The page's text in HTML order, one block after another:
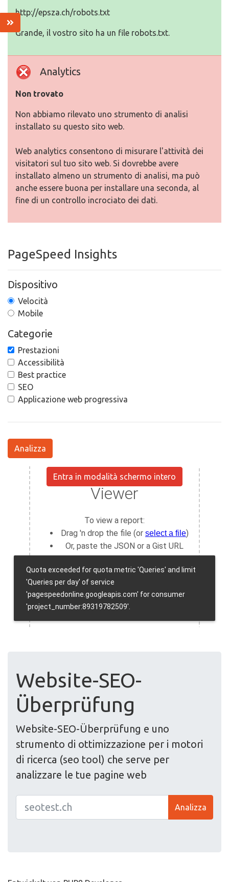
http://epsza.ch/robots.txt
Grande, il vostro sito ha un file robots.txt.
Analytics
Non trovato
Non abbiamo rilevato uno strumento di analisi
installato su questo sito web.
Web analytics consentono di misurare l'attività dei
visitatori sul tuo sito web. Si dovrebbe avere
installato almeno un strumento di analisi, ma può
anche essere buona per installare una seconda, al
fine di un controllo incrociato dei dati.
PageSpeed Insights
Dispositivo
Velocità
Mobile
Categorie
Prestazioni
Accessibilità
Best practice
SEO
Applicazione web progressiva
Analizza
Entra in modalità schermo intero
Website-SEO-
Überprüfung
Website-SEO-Überprüfung e uno
strumento di ottimizzazione per i motori
di ricerca (seo tool) che serve per
analizzare le tue pagine web
Analizza